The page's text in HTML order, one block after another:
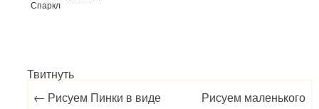
Твитнуть
Post navigation
← Рисуем Пинки в виде
Рисуем маленького